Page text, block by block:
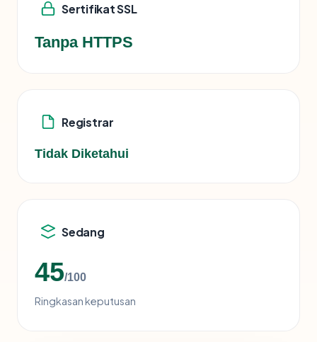
Sertifikat SSL
Tanpa HTTPS
Registrar
Tidak Diketahui
Sedang
45/100
Ringkasan keputusan